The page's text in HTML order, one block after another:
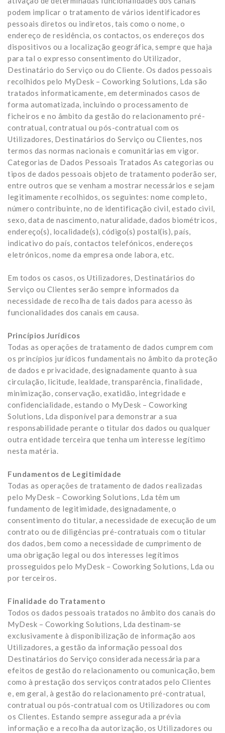
podem implicar o tratamento de vários identificadores
pessoais diretos ou indiretos, tais como o nome, o
endereço de residência, os contactos, os endereços dos
dispositivos ou a localização geográfica, sempre que haja
para tal o expresso consentimento do Utilizador,
Destinatário do Serviço ou do Cliente. Os dados pessoais
recolhidos pelo MyDesk – Coworking Solutions, Lda são
tratados informaticamente, em determinados casos de
forma automatizada, incluindo o processamento de
ficheiros e no âmbito da gestão do relacionamento pré-
contratual, contratual ou pós-contratual com os
Utilizadores, Destinatários do Serviço ou Clientes, nos
termos das normas nacionais e comunitárias em vigor.
Categorias de Dados Pessoais Tratados As categorias ou
tipos de dados pessoais objeto de tratamento poderão ser,
entre outros que se venham a mostrar necessários e sejam
legitimamente recolhidos, os seguintes: nome completo,
número contribuinte, no de identificação civil, estado civil,
sexo, data de nascimento, naturalidade, dados biométricos,
endereço(s), localidade(s), código(s) postal(is), país,
indicativo do país, contactos telefónicos, endereços
eletrónicos, nome da empresa onde labora, etc.
Em todos os casos, os Utilizadores, Destinatários do
Serviço ou Clientes serão sempre informados da
necessidade de recolha de tais dados para acesso às
funcionalidades dos canais em causa.
Princípios Jurídicos
Todas as operações de tratamento de dados cumprem com
os princípios jurídicos fundamentais no âmbito da proteção
de dados e privacidade, designadamente quanto à sua
circulação, licitude, lealdade, transparência, finalidade,
minimização, conservação, exatidão, integridade e
confidencialidade, estando o MyDesk – Coworking
Solutions, Lda disponível para demonstrar a sua
responsabilidade perante o titular dos dados ou qualquer
outra entidade terceira que tenha um interesse legítimo
nesta matéria.
Fundamentos de Legitimidade
Todas as operações de tratamento de dados realizadas
pelo MyDesk – Coworking Solutions, Lda têm um
fundamento de legitimidade, designadamente, o
consentimento do titular, a necessidade de execução de um
contrato ou de diligências pré-contratuais com o titular
dos dados, bem como a necessidade de cumprimento de
uma obrigação legal ou dos interesses legítimos
prosseguidos pelo MyDesk – Coworking Solutions, Lda ou
por terceiros.
Finalidade do Tratamento
Todos os dados pessoais tratados no âmbito dos canais do
MyDesk – Coworking Solutions, Lda destinam-se
exclusivamente à disponibilização de informação aos
Utilizadores, a gestão da informação pessoal dos
Destinatários do Serviço considerada necessária para
efeitos de gestão do relacionamento ou comunicação, bem
como à prestação dos serviços contratados pelo Clientes
e, em geral, à gestão do relacionamento pré-contratual,
contratual ou pós-contratual com os Utilizadores ou com
os Clientes. Estando sempre assegurada a prévia
informação e a recolha da autorização, os Utilizadores ou